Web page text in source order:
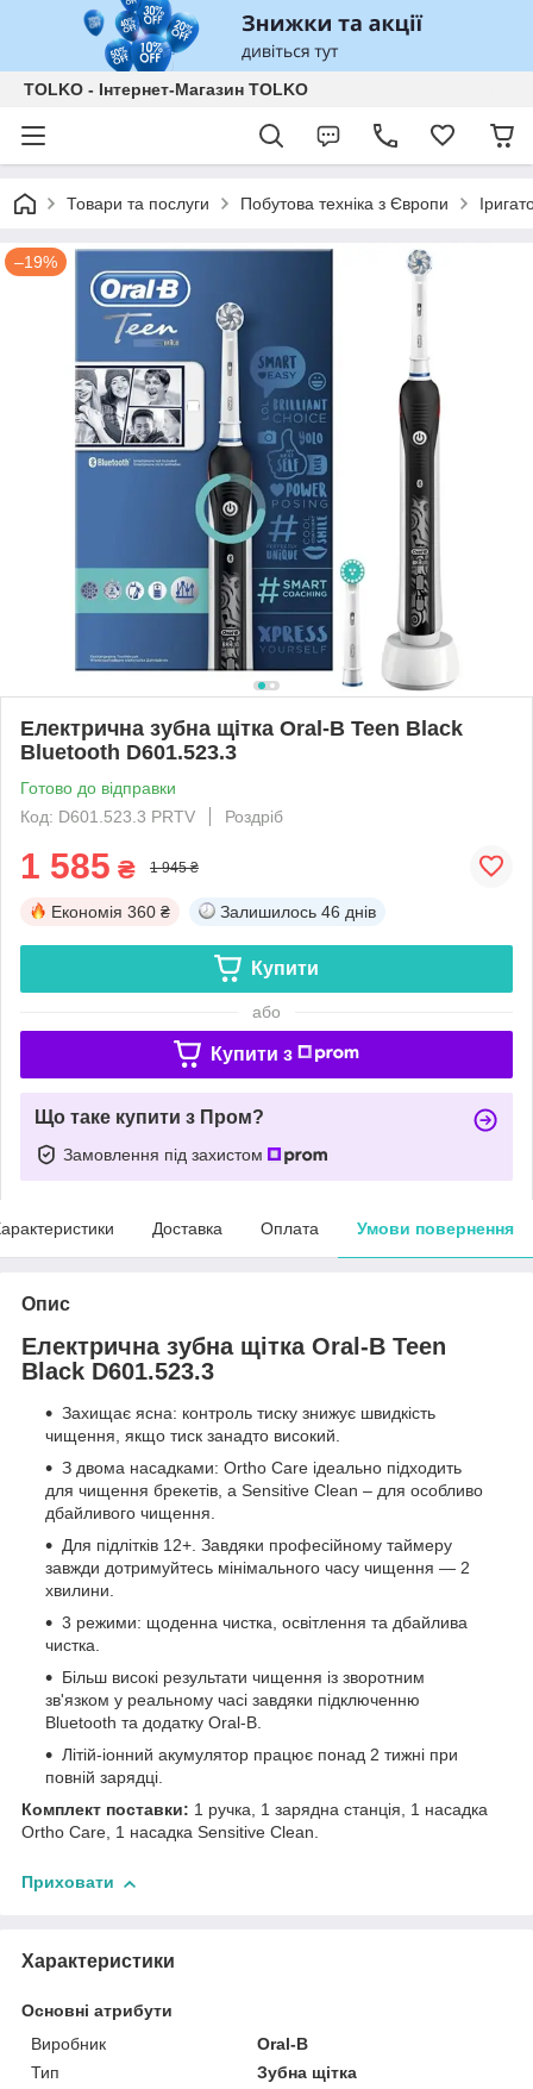
TOLKO - Інтернет-Магазин TOLKO
Товари та послуги Побутова техніка з Європи
–19%
Електрична зубна щітка Oral-B Teen Black
Bluetooth D601.523.3
Готово до відправки
Код: D601.523.3 PRTV
Роздріб
1 585 ₴ 1 945 ₴
Економія 360 ₴ Залишилось 46 днів
Купити
або
Купити з
Що таке купити з Пром?
Замовлення під захистом
Доставка Оплата Умови повернення
Опис
Електрична зубна щітка Oral-B Teen
Black D601.523.3
Захищає ясна: контроль тиску знижує швидкість
чищення, якщо тиск занадто високий.
З двома насадками: Ortho Care ідеально підходить
для чищення брекетів, а Sensitive Clean – для особливо
дбайливого чищення.
Для підлітків 12+. Завдяки професійному таймеру
завжди дотримуйтесь мінімального часу чищення — 2
хвилини.
3 режими: щоденна чистка, освітлення та дбайлива
чистка.
Більш високі результати чищення із зворотним
зв'язком у реальному часі завдяки підключенню
Bluetooth та додатку Oral-B.
Літій-іонний акумулятор працює понад 2 тижні при
повній зарядці.
Комплект поставки: 1 ручка, 1 зарядна станція, 1 насадка
Ortho Care, 1 насадка Sensitive Clean.
Приховати
Характеристики
Основні атрибути
Виробник
Oral-B
Тип
Зубна щітка